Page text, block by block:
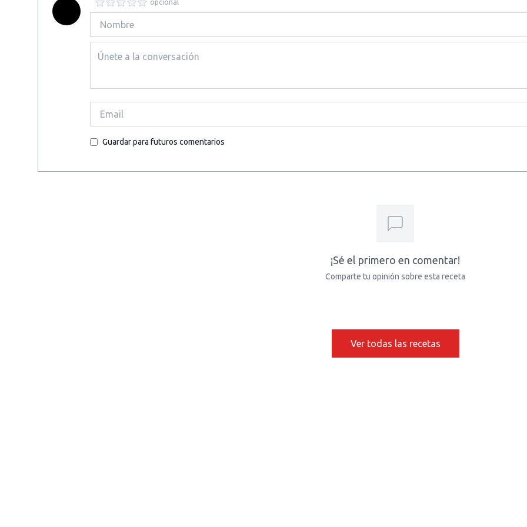
opcional
Guardar para futuros comentarios
¡Sé el primero en comentar!
Comparte tu opinión sobre esta receta
Ver todas las recetas